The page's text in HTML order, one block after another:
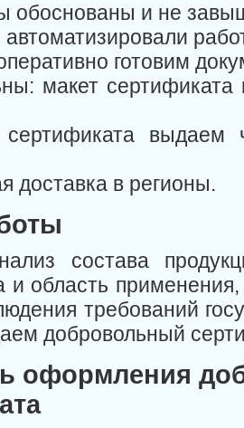
обоснованы и не
готовим
макет
сертификата
доставка в регионы.
состава
и область
требований
добровольный
оформления